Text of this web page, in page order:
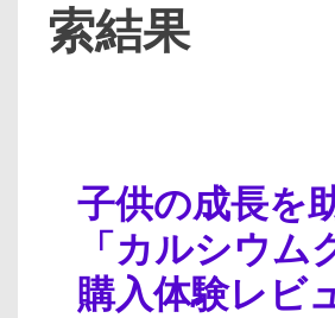
索結果
子供の成長を
「カルシウム
購入体験レビ